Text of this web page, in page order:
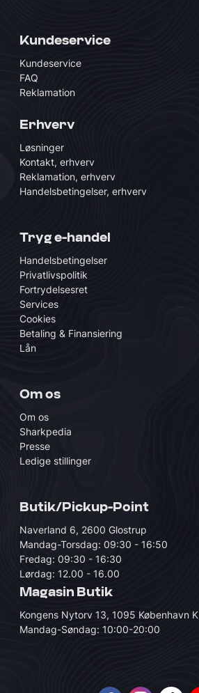
Kundeservice
Kundeservice
FAQ
Reklamation
Erhverv
Løsninger
Kontakt, erhverv
Reklamation, erhverv
Handelsbetingelser, erhverv
Tryg e-handel
Handelsbetingelser
Privatlivspolitik
Fortrydelsesret
Services
Cookies
Betaling & Finansiering
Lån
Om os
Om os
Sharkpedia
Presse
Ledige stillinger
Butik/Pickup-Point
Naverland 6, 2600 Glostrup
Mandag-Torsdag: 09:30 - 16:50
Fredag: 09:30 - 16:30
Lørdag: 12.00 - 16.00
Magasin Butik
Kongens Nytorv 13, 1095 København K
Mandag-Søndag: 10:00-20:00